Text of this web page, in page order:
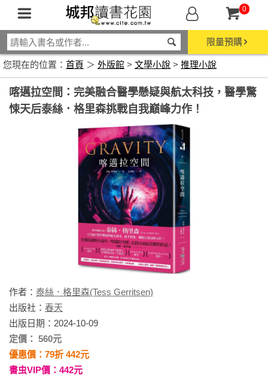
0
限量預購
您現在的位置： 首頁 ＞ 外版館 > 文學小說 > 推理小說
喀邁拉空間：完美融合醫學懸疑與航太科技，醫學驚
悚天后泰絲．格里森挑戰自我巔峰力作！
作者： 泰絲．格里森(Tess Gerritsen)
出版社： 春天
出版日期：2024-10-09
定價： 560元
優惠價：79折 442元
書虫VIP價：442元